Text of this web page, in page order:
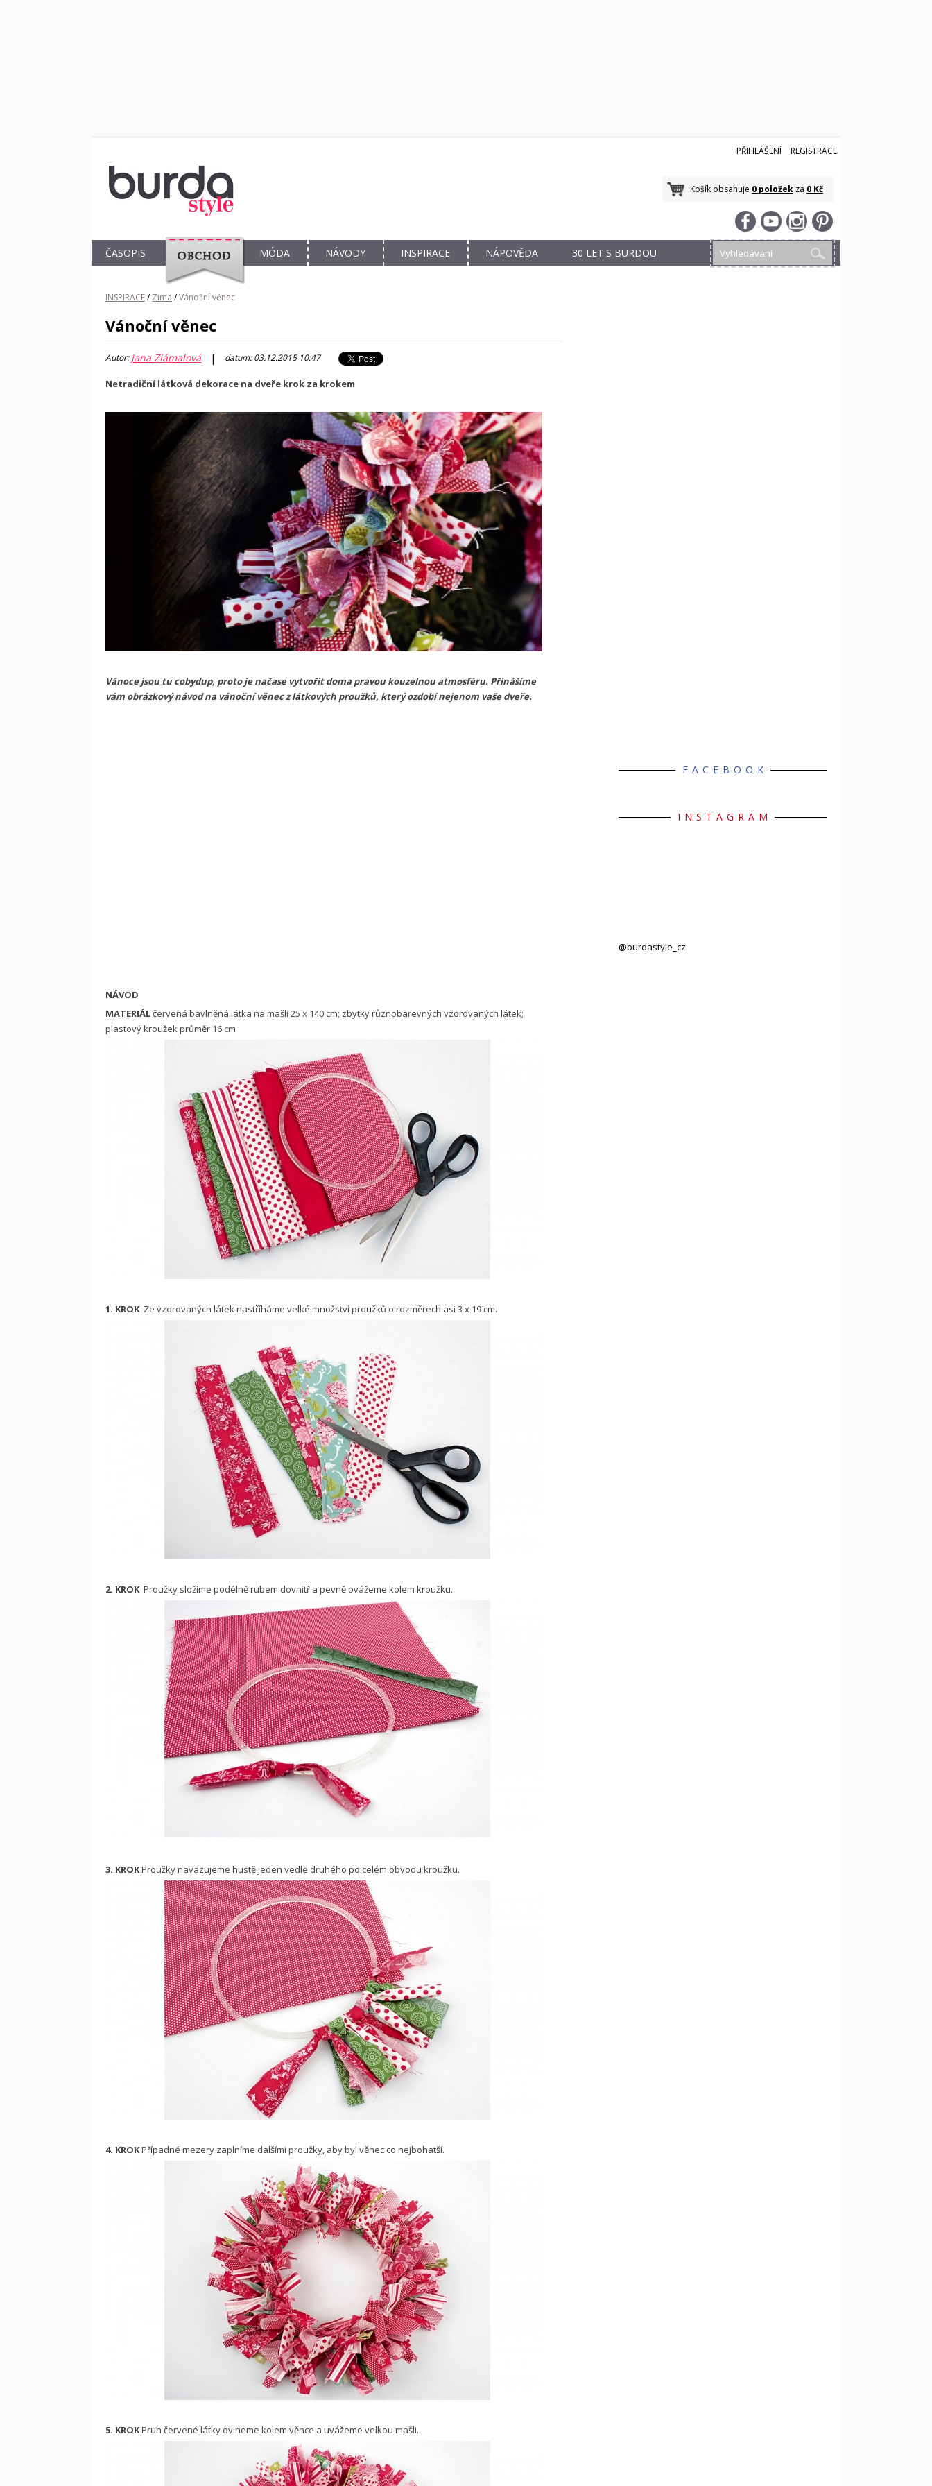
PŘIHLÁŠENÍ REGISTRACE
Košík obsahuje 0 položek za 0 Kč
ČASOPIS
OBCHOD
MÓDA NÁVODY INSPIRACE NÁPOVĚDA 30 LET S BURDOU
INSPIRACE/ Zima /Vánoční věnec
Vánoční věnec
Autor:Jana Zlámalová | datum: 03.12.2015 10:47
Netradiční látková dekorace na dveře krok za krokem
Vánoce jsou tu cobydup, proto je načase vytvořit doma pravou kouzelnou atmosféru. Přinášíme
vám obrázkový návod na vánoční věnec z látkových proužků, který ozdobí nejenom vaše dveře.
NÁVOD
MATERIÁLčervená bavlněná látka na mašli 25 x 140 cm; zbytky různobarevných vzorovaných látek;
plastový kroužek průměr 16 cm
1. KROK Ze vzorovaných látek nastříháme velké množství proužků o rozměrech asi 3 x 19 cm.
2. KROK Proužky složíme podélně rubem dovnitř a pevně ovážeme kolem kroužku.
3. KROKProužky navazujeme hustě jeden vedle druhého po celém obvodu kroužku.
4. KROKPřípadné mezery zaplníme dalšími proužky, aby byl věnec co nejbohatší.
5. KROKPruh červené látky ovineme kolem věnce a uvážeme velkou mašli.
FACEBOOK
INSTAGRAM
@burdastyle_cz